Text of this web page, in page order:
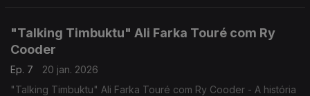
"Talking Timbuktu" Ali Farka Touré com Ry
Cooder
Ep. 7
20 jan. 2026
"Talking Timbuktu" Ali Farka Touré com Ry Cooder - A história